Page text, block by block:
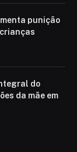
punição
do
da mãe em